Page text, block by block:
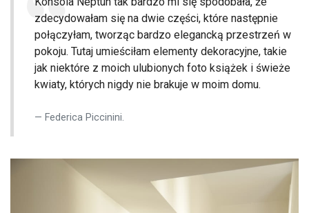
zdecydowałam się na dwie części, które następnie
połączyłam, tworząc bardzo elegancką przestrzeń w
pokoju. Tutaj umieściłam elementy dekoracyjne, takie
jak niektóre z moich ulubionych foto książek i świeże
kwiaty, których nigdy nie brakuje w moim domu.
Federica Piccinini.